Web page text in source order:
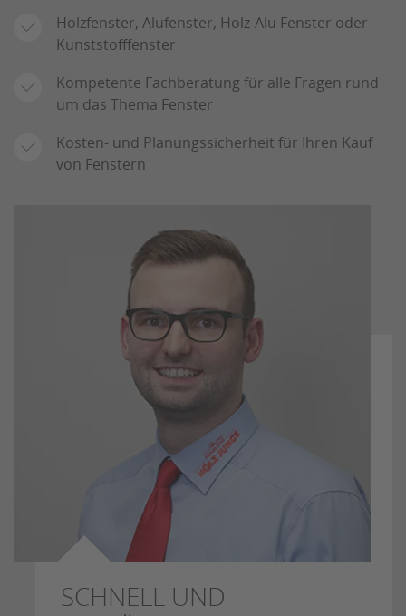
Holzfenster, Alufenster, Holz-Alu Fenster oder
Kunststofffenster
Kompetente Fachberatung für alle Fragen rund
um das Thema Fenster
Kosten- und Planungssicherheit für Ihren Kauf
von Fenstern
SCHNELL UND